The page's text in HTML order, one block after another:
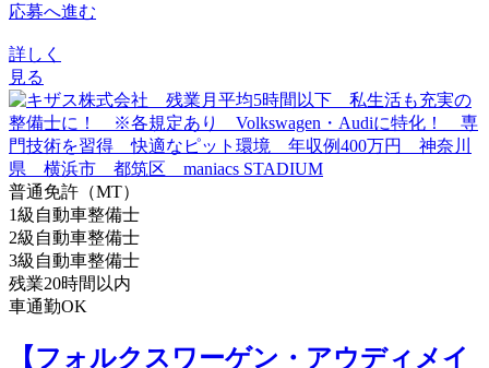
応募へ進む
詳しく
見る
普通免許（MT）
1級自動車整備士
2級自動車整備士
3級自動車整備士
残業20時間以内
車通勤OK
【フォルクスワーゲン・アウディメイ